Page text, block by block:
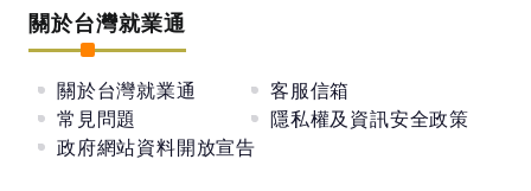
關於台灣就業通
關於台灣就業通
客服信箱
常見問題
隱私權及資訊安全政策
政府網站資料開放宣告